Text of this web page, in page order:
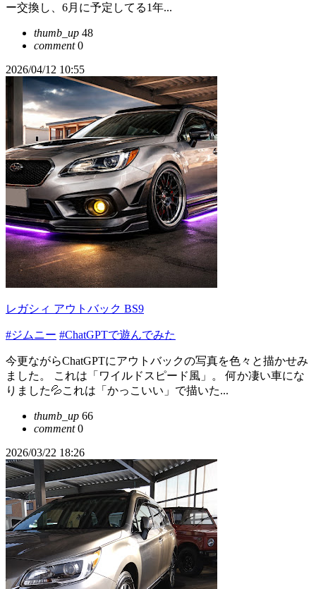
ー交換し、6月に予定してる1年...
thumb_up 48
comment0
2026/04/12 10:55
レガシィ アウトバック BS9
#ジムニー #ChatGPTで遊んでみた
今更ながらChatGPTにアウトバックの写真を色々と描かせみ
ました。 これは「ワイルドスピード風」。 何か凄い車にな
りました💦これは「かっこいい」で描いた...
thumb_up 66
comment0
2026/03/22 18:26